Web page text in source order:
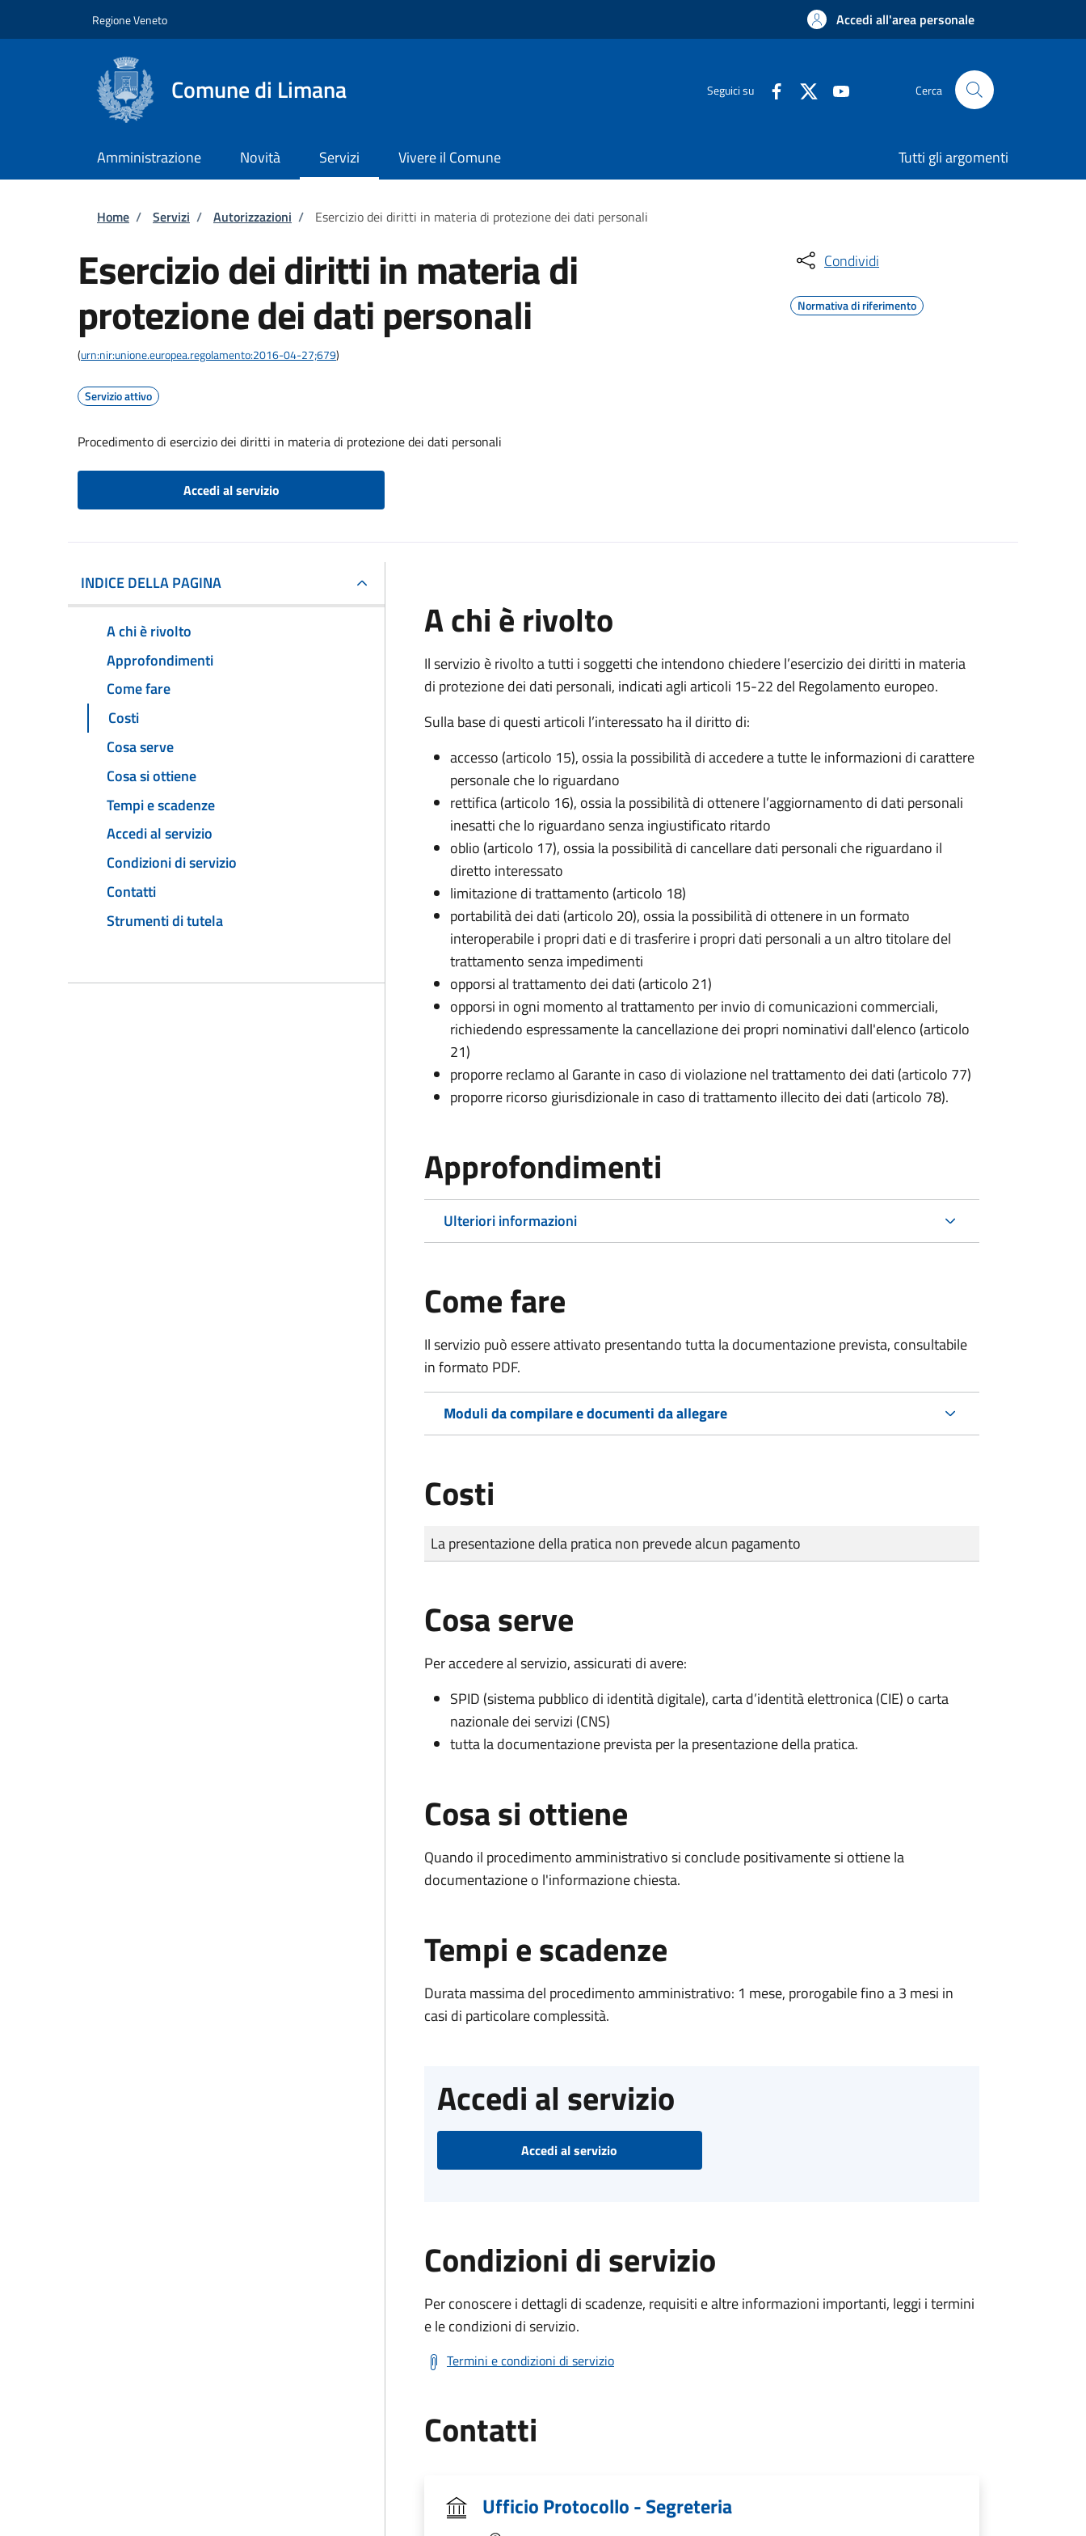
Regione Veneto Accedi all'area personale
Comune di Limana Seguici su Cerca
Amministrazione Novità Servizi Vivere il Comune Tutti gli argomenti
Briciole di pane
Home / Servizi / Autorizzazioni / Esercizio dei diritti in materia di protezione dei dati personali
Esercizio dei diritti in materia di
protezione dei dati personali
(urn:nir:unione.europea.regolamento:2016-04-27;679)
Servizio attivo
Procedimento di esercizio dei diritti in materia di protezione dei dati personali
Accedi al servizio
Condividi
Normativa di riferimento
INDICE DELLA PAGINA
A chi è rivolto
Approfondimenti
Come fare
Costi
Cosa serve
Cosa si ottiene
Tempi e scadenze
Accedi al servizio
Condizioni di servizio
Contatti
Strumenti di tutela
A chi è rivolto
Il servizio è rivolto a tutti i soggetti che intendono chiedere l’esercizio dei diritti in materia
di protezione dei dati personali, indicati agli articoli 15-22 del Regolamento europeo.
Sulla base di questi articoli l’interessato ha il diritto di:
accesso (articolo 15), ossia la possibilità di accedere a tutte le informazioni di carattere
personale che lo riguardano
rettifica (articolo 16), ossia la possibilità di ottenere l’aggiornamento di dati personali
inesatti che lo riguardano senza ingiustificato ritardo
oblio (articolo 17), ossia la possibilità di cancellare dati personali che riguardano il
diretto interessato
limitazione di trattamento (articolo 18)
portabilità dei dati (articolo 20), ossia la possibilità di ottenere in un formato
interoperabile i propri dati e di trasferire i propri dati personali a un altro titolare del
trattamento senza impedimenti
opporsi al trattamento dei dati (articolo 21)
opporsi in ogni momento al trattamento per invio di comunicazioni commerciali,
richiedendo espressamente la cancellazione dei propri nominativi dall'elenco (articolo
21)
proporre reclamo al Garante in caso di violazione nel trattamento dei dati (articolo 77)
proporre ricorso giurisdizionale in caso di trattamento illecito dei dati (articolo 78).
Approfondimenti
Ulteriori informazioni
Come fare
Il servizio può essere attivato presentando tutta la documentazione prevista, consultabile
in formato PDF.
Moduli da compilare e documenti da allegare
Costi
Tipo di pagamento
Importo
La presentazione della pratica non prevede alcun pagamento
Cosa serve
Per accedere al servizio, assicurati di avere:
SPID (sistema pubblico di identità digitale), carta d’identità elettronica (CIE) o carta
nazionale dei servizi (CNS)
tutta la documentazione prevista per la presentazione della pratica.
Cosa si ottiene
Quando il procedimento amministrativo si conclude positivamente si ottiene la
documentazione o l'informazione chiesta.
Tempi e scadenze
Durata massima del procedimento amministrativo: 1 mese, prorogabile fino a 3 mesi in
casi di particolare complessità.
Accedi al servizio
Accedi al servizio
Condizioni di servizio
Per conoscere i dettagli di scadenze, requisiti e altre informazioni importanti, leggi i termini
e le condizioni di servizio.
Termini e condizioni di servizio
Contatti
Ufficio Protocollo - Segreteria